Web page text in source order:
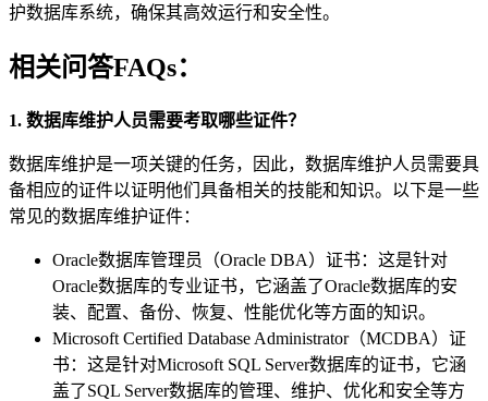
护数据库系统，确保其高效运行和安全性。
相关问答FAQs：
1. 数据库维护人员需要考取哪些证件？
数据库维护是一项关键的任务，因此，数据库维护人员需要具
备相应的证件以证明他们具备相关的技能和知识。以下是一些
常见的数据库维护证件：
Oracle数据库管理员（Oracle DBA）证书：这是针对
Oracle数据库的专业证书，它涵盖了Oracle数据库的安
装、配置、备份、恢复、性能优化等方面的知识。
Microsoft Certified Database Administrator（MCDBA）证
书：这是针对Microsoft SQL Server数据库的证书，它涵
盖了SQL Server数据库的管理、维护、优化和安全等方